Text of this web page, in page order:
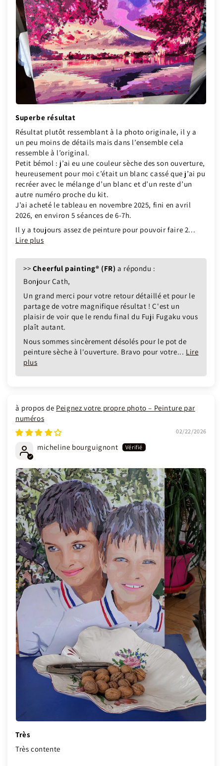
Superbe résultat
Résultat plutôt ressemblant à la photo originale, il y a
un peu moins de détails mais dans l’ensemble cela
ressemble à l’original.
Petit bémol : j’ai eu une couleur sèche des son ouverture,
heureusement pour moi c’était un blanc cassé que j’ai pu
recréer avec le mélange d’un blanc et d’un reste d’un
autre numéro proche du kit.
J’ai acheté le tableau en novembre 2025, fini en avril
2026, en environ 5 séances de 6-7h.
Il y a toujours assez de peinture pour pouvoir faire 2...
Lire plus
>> Cheerful painting® (FR) a répondu :
Bonjour Cath,
Un grand merci pour votre retour détaillé et pour le
partage de votre magnifique résultat ! C'est un
plaisir de voir que le rendu final du Fuji Fugaku vous
plaît autant.
Nous sommes sincèrement désolés pour le pot de
peinture sèche à l'ouverture. Bravo pour votre... Lire
plus
Peignez votre propre photo – Peinture par
numéros
02/22/2026
micheline bourguignont
Très
Très contente